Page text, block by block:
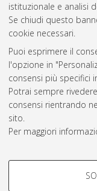
istituzionale e analisi
Se chiudi questo
cookie necessari.
Puoi esprimere il
l'opzione in
consensi più specifici
Potrai sempre
consensi rientrando
sito.
Per maggiori
COOKIE DI
Atom
Rss 1.0
Rss 2.0
ISSN: 2038-7946
Impostazioni
Informativa sulla